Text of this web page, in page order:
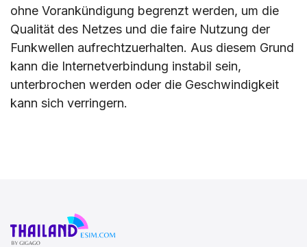
ohne Vorankündigung begrenzt werden, um die
Qualität des Netzes und die faire Nutzung der
Funkwellen aufrechtzuerhalten. Aus diesem Grund
kann die Internetverbindung instabil sein,
unterbrochen werden oder die Geschwindigkeit
kann sich verringern.